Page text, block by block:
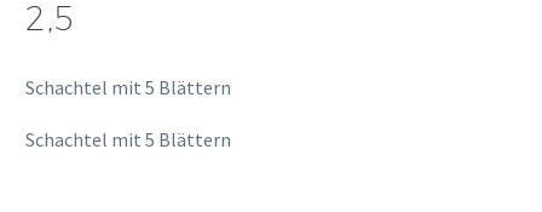
2,5
Schachtel mit 5 Blättern
Schachtel mit 5 Blättern